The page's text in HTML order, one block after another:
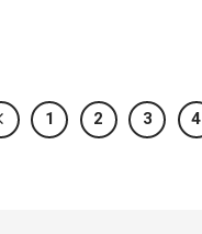
1 2 3 4